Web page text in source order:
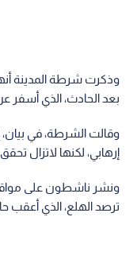
بعد الحادث، الذي أسفر عن
وقالت الشرطة، في بيان،
إرهابي، لكنها لاتزال
ونشر ناشطون على
ترصد الهلع، الذي أعقب